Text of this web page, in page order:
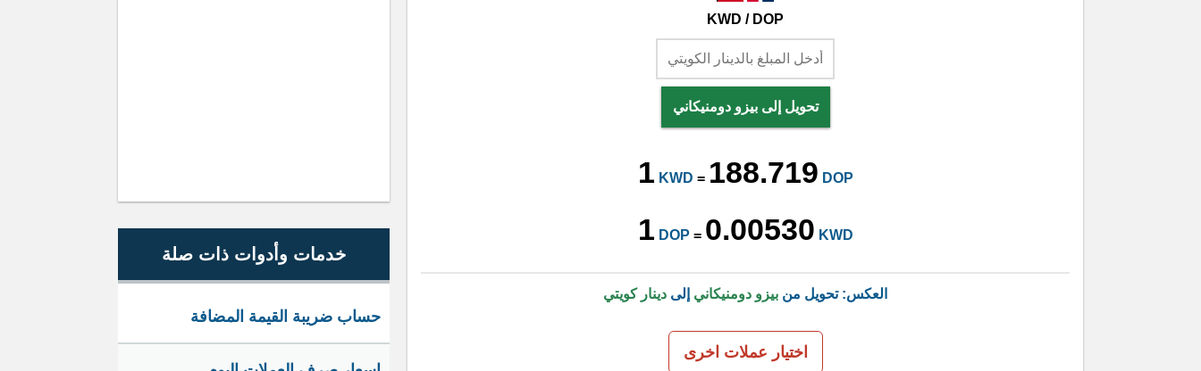
KWD / DOP
تحويل إلى بيزو دومنيكاني
1 KWD = 188.719 DOP
1 DOP = 0.00530 KWD
العكس: تحويل من بيزو دومنيكاني إلى دينار كويتي
اختيار عملات اخرى
خدمات وأدوات ذات صلة
حساب ضريبة القيمة المضافة